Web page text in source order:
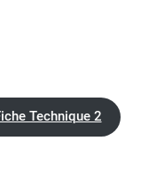
Technique 2